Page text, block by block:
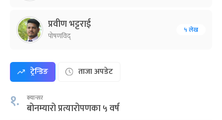
प्रवीण भट्टराई
पोषणविद्
५ लेख
ट्रेन्डिङ ताजा अपडेट
१. क्यान्सर
बोनम्यारो प्रत्यारोपणका ५ वर्ष